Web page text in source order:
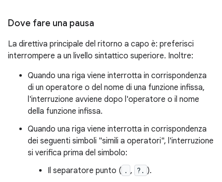
Dove fare una pausa
La direttiva principale del ritorno a capo è: preferisci
interrompere a un livello sintattico superiore. Inoltre:
Quando una riga viene interrotta in corrispondenza
di un operatore o del nome di una funzione infissa,
l'interruzione avviene dopo l'operatore o il nome
della funzione infissa.
Quando una riga viene interrotta in corrispondenza
dei seguenti simboli "simili a operatori", l'interruzione
si verifica prima del simbolo:
Il separatore punto ( . , ?. ).